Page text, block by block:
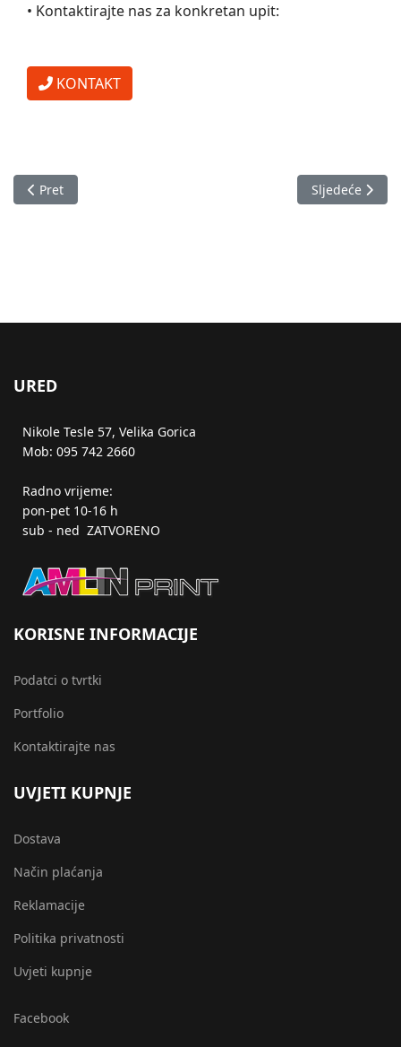
• Kontaktirajte nas za konkretan upit:
KONTAKT
Prethodni članak: Diplome, pohvale, spomenice
Pret Sljedeći
Sljedeće
URED
Nikole Tesle 57, Velika Gorica
Mob: 095 742 2660
Radno vrijeme:
pon-pet 10-16 h
sub - ned ZATVORENO
KORISNE INFORMACIJE
Podatci o tvrtki
Portfolio
Kontaktirajte nas
UVJETI KUPNJE
Dostava
Način plaćanja
Reklamacije
Politika privatnosti
Uvjeti kupnje
Facebook